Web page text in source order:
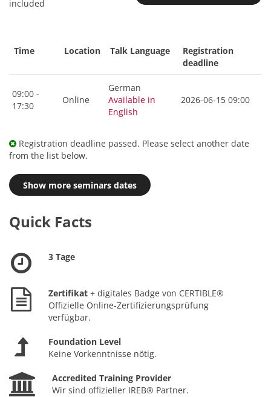
included
Time Location Talk Language
Registration
deadline
09:00 -
17:30
Online
German
Available in
English
2026-06-15 09:00
Registration deadline passed. Please select another date
from the list below.
Show more seminars dates
Quick Facts
3 Tage
Zertifikat + digitales Badge von CERTIBLE®
Offizielle Online-Zertifizierungsprüfung
verfügbar.
Foundation Level
Keine Vorkenntnisse nötig.
Accredited Training Provider
Wir sind offizieller IREB® Partner.